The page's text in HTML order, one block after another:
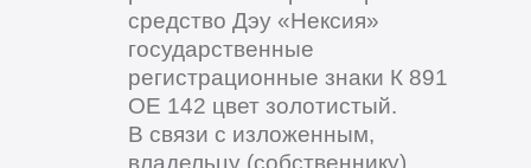
средство Дэу «Нексия»
государственные
регистрационные знаки К 891
ОЕ 142 цвет золотистый.
В связи с изложенным,
владельцу (собственнику)